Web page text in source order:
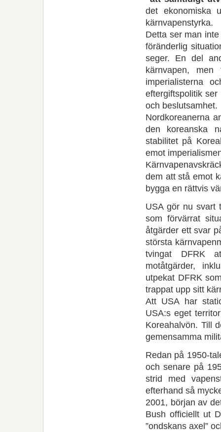
det ekonomiska
kärnvapenstyrka.
Detta ser man
föränderlig
seger. En del
kärnvapen,
imperialisterna
eftergiftspolitik
och beslutsamhet.
Nordkoreanerna
den koreanska
stabilitet på
emot
dem att stå emot
bygga en rättvis
USA gör nu svart
som förvärrat
åtgärder ett svar
största
tvingat DFRK
motåtgärder,
utpekat DFRK
trappat upp sitt
Att USA har
USA:s eget
Koreahalvön. Till
gemensamma
Redan på 1950-
och senare på
strid med
efterhand så
2001, början av
Bush officiellt ut
”ondskans axel”